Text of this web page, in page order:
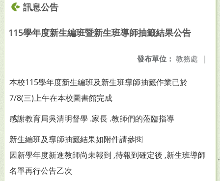
訊息公告
115學年度新生編班暨新生班導師抽籤結果公告
發布單位： 教務處 |
本校115學年度新生編班及新生班導師抽籤作業已於
7/8(三)上午在本校圖書館完成
感謝教育局吳清明督學 .家長 .教師們的蒞臨指導
新生編班及導師抽籤結果如附件請參閱
因新學年度新進教師尚未報到 ,待報到確定後 ,新生班導師
名單再行公告乙次